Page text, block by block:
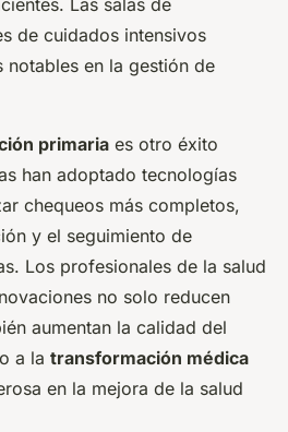
Las salas de
de cuidados intensivos
notables en la gestión de
primaria es otro éxito
han adoptado tecnologías
chequeos más completos,
y el seguimiento de
Los profesionales de la salud
no solo reducen
aumentan la calidad del
a la transformación médica
en la mejora de la salud